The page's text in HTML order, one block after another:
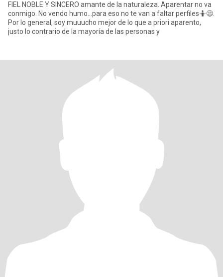
FIEL NOBLE Y SINCERO amante de la naturaleza. Aparentar no va
conmigo. No vendo humo...para eso no te van a faltar perfiles🤷😅.
Por lo general, soy muuucho mejor de lo que a priori aparento,
justo lo contrario de la mayoría de las personas y